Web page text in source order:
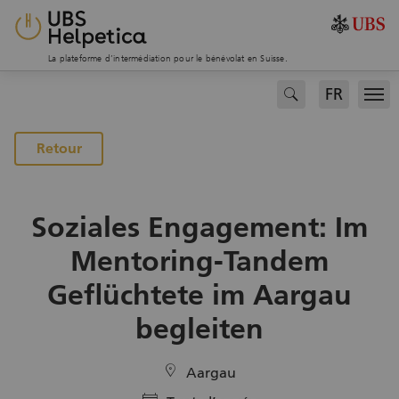
La plateforme d’intermédiation pour le bénévolat en Suisse.
search FR
Retour
Soziales Engagement: Im
Mentoring-Tandem
Geflüchtete im Aargau
begleiten
location Aargau